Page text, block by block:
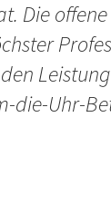
Die
die-Uhr-